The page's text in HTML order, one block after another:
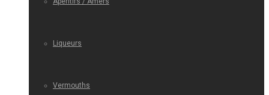
Liqueurs
Vermouths